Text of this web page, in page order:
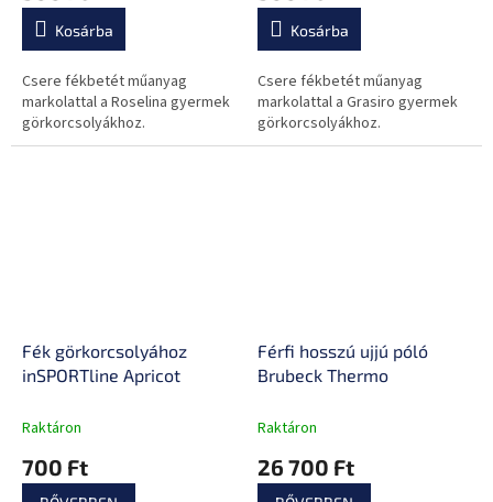
Kosárba
Csere fékbetét műanyag
markolattal a Roselina gyermek
görkorcsolyákhoz.
Kosárba
Csere fékbetét műanyag
markolattal a Grasiro gyermek
görkorcsolyákhoz.
Fék görkorcsolyához
inSPORTline Apricot
Raktáron
700 Ft
Férfi hosszú ujjú póló
Brubeck Thermo
Raktáron
26 700 Ft